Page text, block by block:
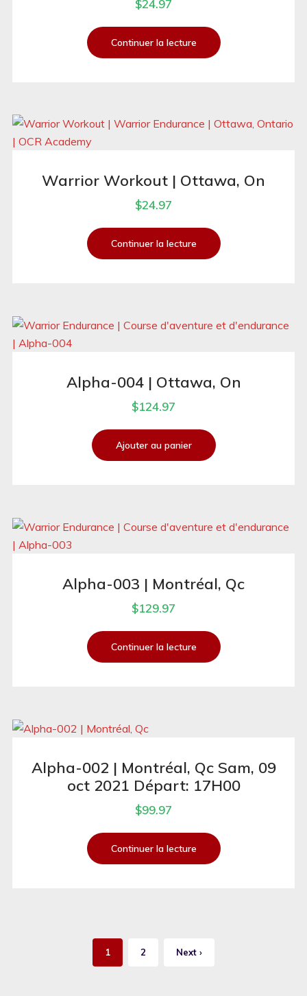
$24.97
Continuer la lecture
Warrior Workout | Ottawa, On
$24.97
Continuer la lecture
Alpha-004 | Ottawa, On
$124.97
Ajouter au panier
Alpha-003 | Montréal, Qc
$129.97
Continuer la lecture
Alpha-002 | Montréal, Qc Sam, 09
oct 2021 Départ: 17H00
$99.97
Continuer la lecture
1 2 Next ›